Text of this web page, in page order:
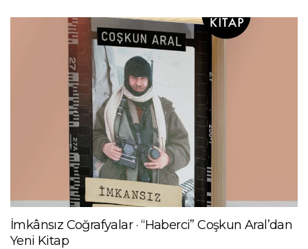
İmkânsız Coğrafyalar · “Haberci” Coşkun Aral’dan
Yeni Kitap